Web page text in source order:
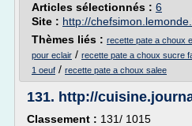
Articles sélectionnés : 6
Site : http://
Thèmes liés : recette pate a choux
pour eclair / recette pate a choux sucre
1 oeuf / recette pate a choux salee
131. http://
Classement : 131/ 1015